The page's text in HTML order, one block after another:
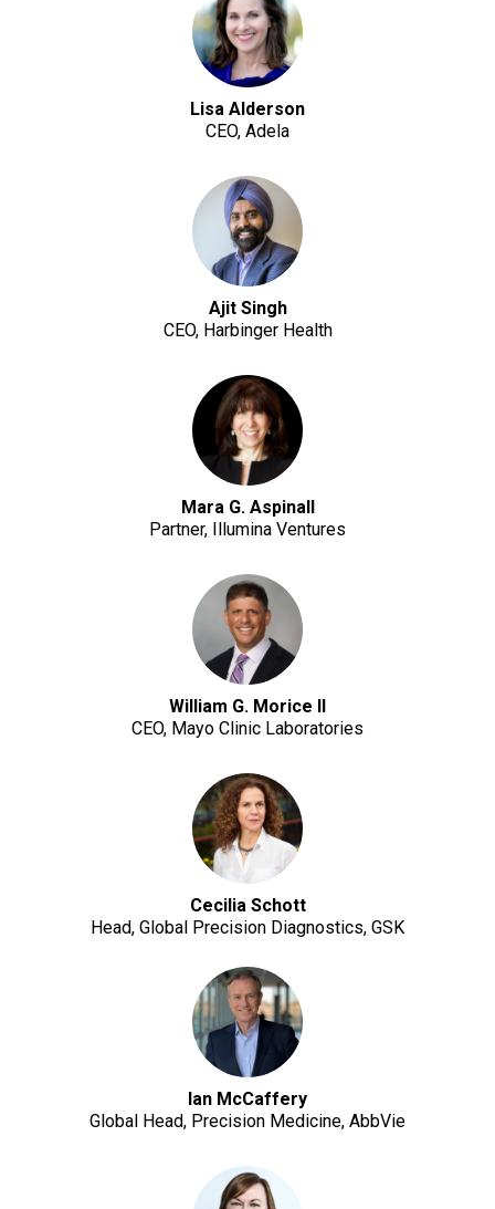
Lisa Alderson
CEO, Adela
Ajit Singh
CEO, Harbinger Health
Mara G. Aspinall
Partner, Illumina Ventures
William G. Morice II
CEO, Mayo Clinic Laboratories
Cecilia Schott
Head, Global Precision Diagnostics, GSK
Ian McCaffery
Global Head, Precision Medicine, AbbVie